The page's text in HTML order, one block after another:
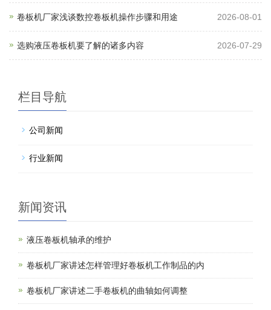
卷板机厂家浅谈数控卷板机操作步骤和用途 2026-08-01
选购液压卷板机要了解的诸多内容 2026-07-29
栏目导航
公司新闻
行业新闻
新闻资讯
液压卷板机轴承的维护
卷板机厂家讲述怎样管理好卷板机工作制品的内
卷板机厂家讲述二手卷板机的曲轴如何调整